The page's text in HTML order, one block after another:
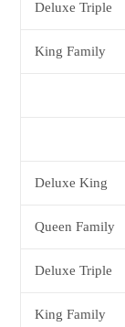
Deluxe Triple
King Family
Deluxe King
Queen Family
Deluxe Triple
King Family